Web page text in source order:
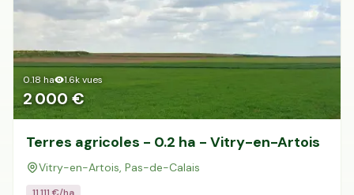
0.18 ha 1.6kvues
2 000 €
Terres agricoles - 0.2 ha - Vitry-en-Artois
Vitry-en-Artois, Pas-de-Calais